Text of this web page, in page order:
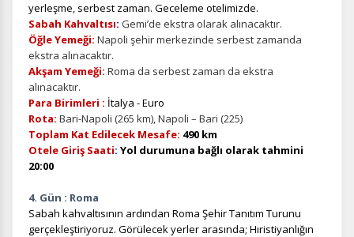
yerleşme, serbest zaman. Geceleme otelimizde.
Sabah Kahvaltısı: Gemi’de ekstra olarak alınacaktır.
Öğle Yemeği: Napoli şehir merkezinde serbest zamanda
ekstra alınacaktır.
Akşam Yemeği: Roma da serbest zaman da ekstra
alınacaktır.
Para Birimleri : İtalya - Euro
Rota: Bari-Napoli (265 km), Napoli – Bari (225)
Toplam Kat Edilecek Mesafe: 490 km
Otele Giriş Saati: Yol durumuna bağlı olarak tahmini
20:00
4. Gün : Roma
Sabah kahvaltısının ardından Roma Şehir Tanıtım Turunu
gerçekleştiriyoruz. Görülecek yerler arasında; Hıristiyanlığın